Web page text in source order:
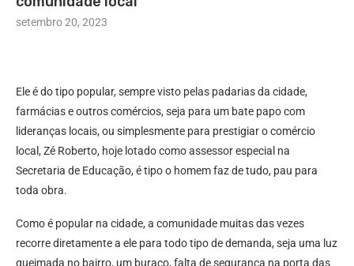
setembro 20, 2023
Ele é do tipo popular, sempre visto pelas padarias da cidade,
farmácias e outros comércios, seja para um bate papo com
lideranças locais, ou simplesmente para prestigiar o comércio
local, Zé Roberto, hoje lotado como assessor especial na
Secretaria de Educação, é tipo o homem faz de tudo, pau para
toda obra.
Como é popular na cidade, a comunidade muitas das vezes
recorre diretamente a ele para todo tipo de demanda, seja uma luz
queimada no bairro, um buraco, falta de segurança na porta das